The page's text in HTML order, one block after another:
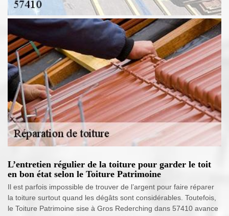
L’entretien régulier de la toiture pour garder le toit
en bon état selon le Toiture Patrimoine
Il est parfois impossible de trouver de l’argent pour faire réparer
la toiture surtout quand les dégâts sont considérables. Toutefois,
le Toiture Patrimoine sise à Gros Rederching dans 57410 avance